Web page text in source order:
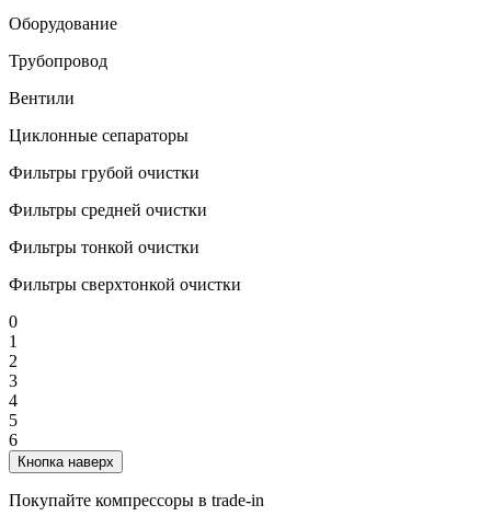
Оборудование
Трубопровод
Вентили
Циклонные сепараторы
Фильтры грубой очистки
Фильтры средней очистки
Фильтры тонкой очистки
Фильтры сверхтонкой очистки
0
1
2
3
4
5
6
Кнопка наверх
Покупайте компрессоры в trade-in